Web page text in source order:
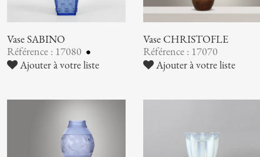
Vase SABINO
Référence : 17080
Ajouter à votre liste
Vase CHRISTOFLE
Référence : 17070
Ajouter à votre liste